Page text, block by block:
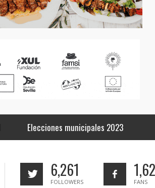
Elecciones municipales 2023
6,261
FOLLOWERS FANS